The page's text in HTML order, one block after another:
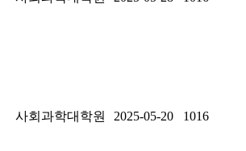
사회과학대학원 2025-05-20 1016